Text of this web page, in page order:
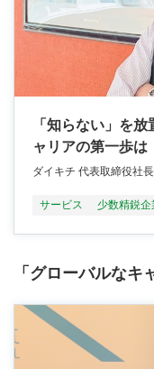
「知らない」を
ャリアの第一歩は
ダイキチ 代表取締役社
サービス 少数精鋭企
「グローバルな